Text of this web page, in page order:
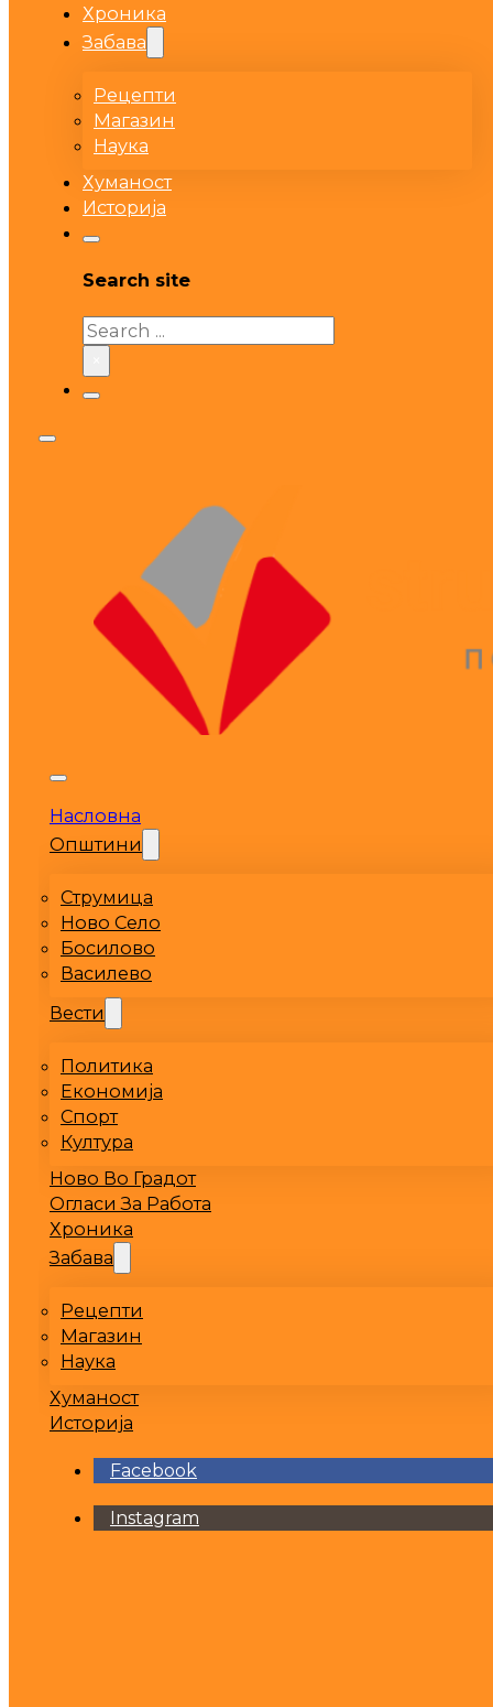
Хроника
Забава
Рецепти
Магазин
Наука
Хуманост
Историја
Search site
Search
Насловна
Општини
Струмица
Ново Село
Босилово
Василево
Вести
Политика
Економија
Спорт
Култура
Ново Во Градот
Огласи За Работа
Хроника
Забава
Рецепти
Магазин
Наука
Хуманост
Историја
Facebook
Instagram